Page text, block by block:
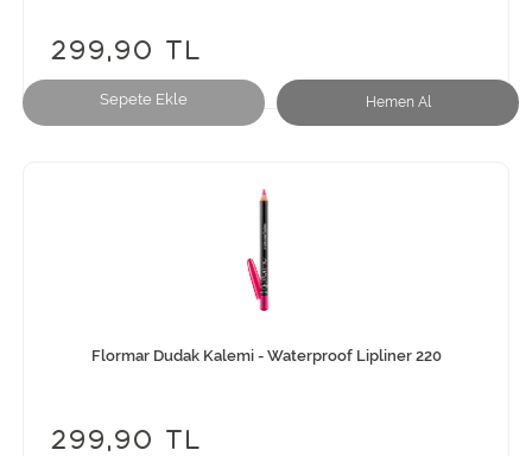
Sepete Ekle Hemen Al
299,90 TL
Flormar Dudak Kalemi - Waterproof Lipliner 220
299,90 TL